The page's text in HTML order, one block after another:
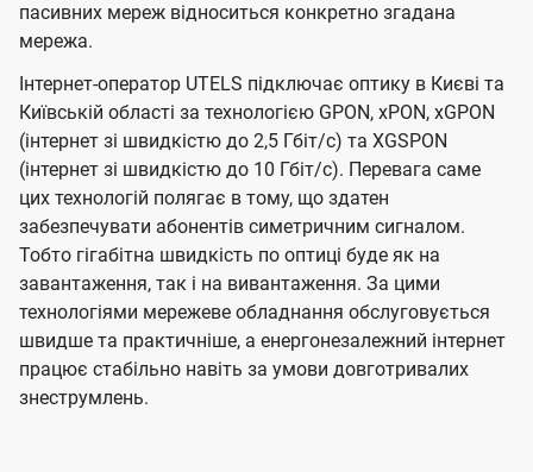
пасивних мереж відноситься конкретно згадана
мережа.
Інтернет-оператор UTELS підключає оптику в Києві та
Київській області за технологією GPON, xPON, xGPON
(інтернет зі швидкістю до 2,5 Гбіт/с) та XGSPON
(інтернет зі швидкістю до 10 Гбіт/с). Перевага саме
цих технологій полягає в тому, що здатен
забезпечувати абонентів симетричним сигналом.
Тобто гігабітна швидкість по оптиці буде як на
завантаження, так і на вивантаження. За цими
технологіями мережеве обладнання обслуговується
швидше та практичніше, а енергонезалежний інтернет
працює стабільно навіть за умови довготривалих
знеструмлень.